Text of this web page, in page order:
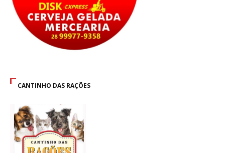
CANTINHO DAS RAÇÕES